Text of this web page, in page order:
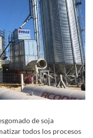
de soja
todos los procesos